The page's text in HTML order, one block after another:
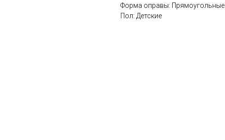
Форма оправы: Прямоугольные
Пол: Детские